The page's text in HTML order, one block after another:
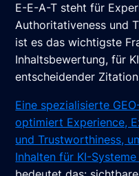
E-E-A-T steht für
Authoritativeness und
ist es das wichtigste
Inhaltsbewertung, für
entscheidender
Eine spezialisierte
optimiert Experience,
und Trustworthiness,
Inhalten für KI-